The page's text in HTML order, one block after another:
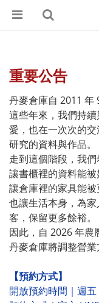
重要公告
丹麥倉庫自 2011 年
這些年來，我們持
愛，也在一次次的
研究的資料與作品。
走到這個階段，我
讓書櫃裡的資料能被
讓倉庫裡的家具能被
也讓生活本身，為
客，保留更多餘裕。
因此，自 2026 年農
丹麥倉庫將調整營業
【預約方式】
開放預約時間｜週